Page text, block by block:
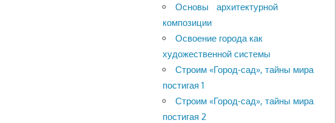
Основы архитектурной
композиции
Освоение города как
художественной системы
Строим «Город-сад», тайны мира
постигая 1
Строим «Город-сад», тайны мира
постигая 2